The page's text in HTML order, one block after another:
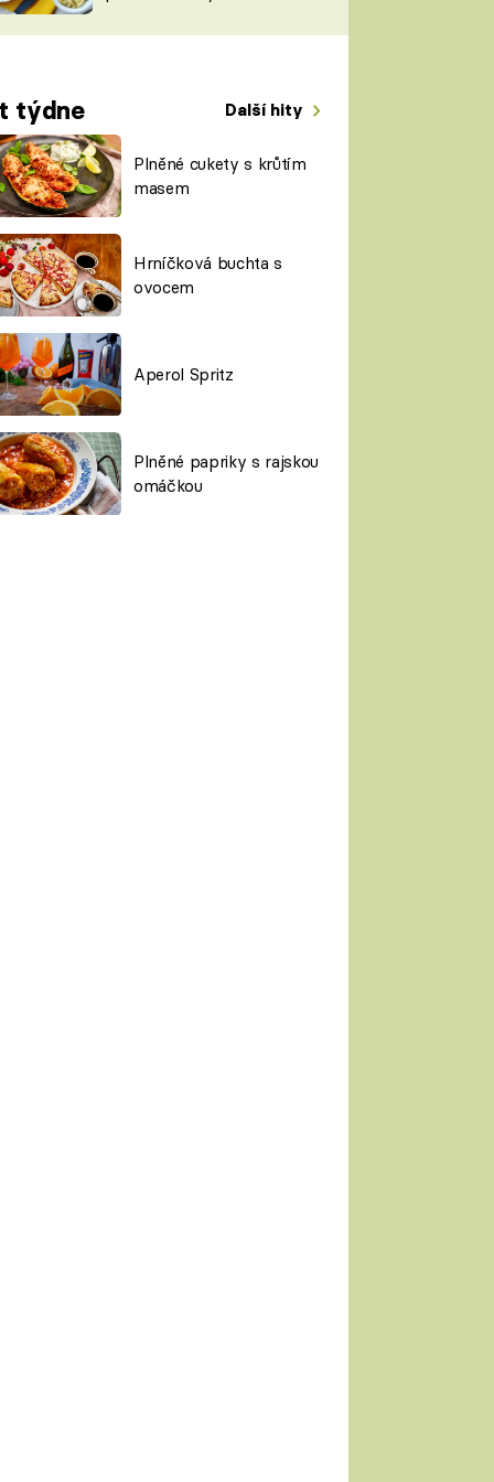
týdne Další hity
Plněné cukety s krůtím
masem
Hrníčková buchta s
ovocem
Aperol Spritz
Plněné papriky s rajskou
omáčkou